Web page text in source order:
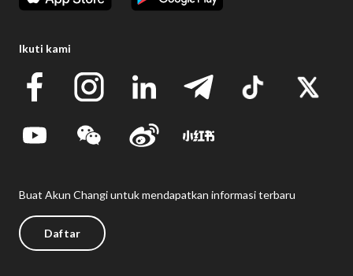
Ikuti kami
Buat Akun Changi untuk mendapatkan informasi terbaru
Daftar